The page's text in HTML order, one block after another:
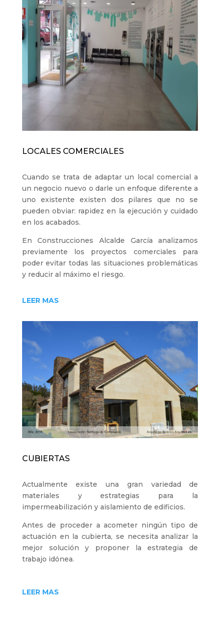
LOCALES COMERCIALES
Cuando se trata de adaptar un local comercial a
un negocio nuevo o darle un enfoque diferente a
uno existente existen dos pilares que no se
pueden obviar: rapidez en la ejecución y cuidado
en los acabados.
En Construcciones Alcalde García analizamos
previamente los proyectos comerciales para
poder evitar todas las situaciones problemáticas
y reducir al máximo el riesgo.
LEER MAS
CUBIERTAS
Actualmente existe una gran variedad de
materiales y estrategias para la
impermeabilización y aislamiento de edificios.
Antes de proceder a acometer ningún tipo de
actuación en la cubierta, se necesita analizar la
mejor solución y proponer la estrategia de
trabajo idónea.
LEER MAS